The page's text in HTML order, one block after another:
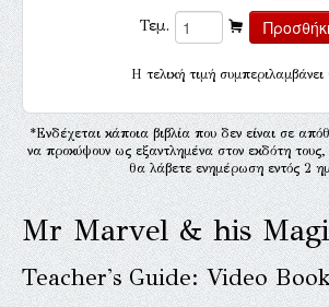
Τεμ.
H τελική τιμή
*Ενδέχεται κάποια βιβλία που δεν είναι σε
να προκύψουν ως εξαντλημένα στον εκδότη
θα λάβετε ενημέρωση εντός 2
Mr Marvel & his
Teacher's Guide: Video